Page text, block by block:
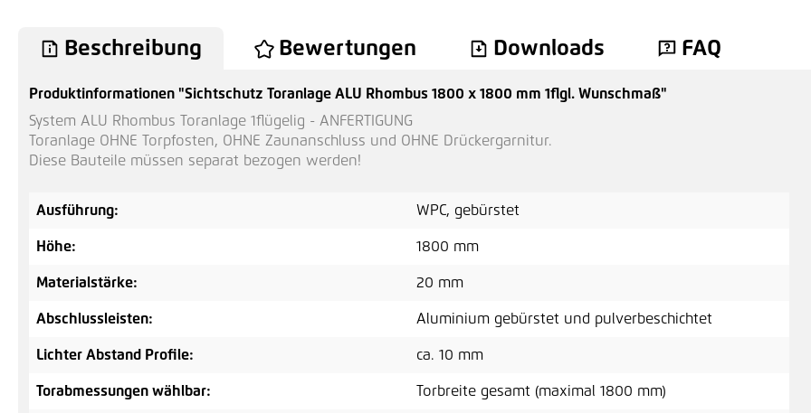
Beschreibung Bewertungen Downloads FAQ
Produktinformationen "Sichtschutz Toranlage ALU Rhombus 1800 x 1800 mm 1flgl. Wunschmaß"
System ALU Rhombus Toranlage 1flügelig - ANFERTIGUNG
Toranlage OHNE Torpfosten, OHNE Zaunanschluss und OHNE Drückergarnitur.
Diese Bauteile müssen separat bezogen werden!
Ausführung: WPC, gebürstet
Höhe: 1800 mm
Materialstärke: 20 mm
Abschlussleisten: Aluminium gebürstet und pulverbeschichtet
Lichter Abstand Profile: ca. 10 mm
Torabmessungen wählbar: Torbreite gesamt (maximal 1800 mm)